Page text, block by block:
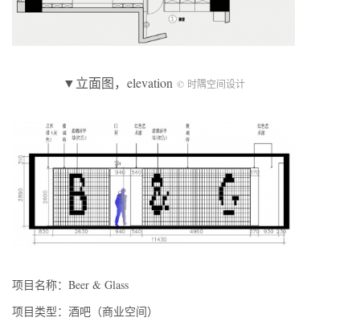
▼立面图，elevation © 时隅空间设计
项目名称：Beer & Glass
项目类型：酒吧（商业空间）